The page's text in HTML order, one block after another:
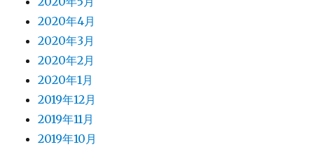
2020年4月
2020年3月
2020年2月
2020年1月
2019年12月
2019年11月
2019年10月